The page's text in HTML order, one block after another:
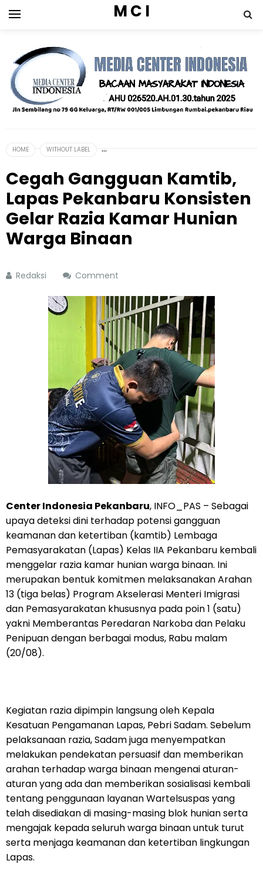
M C I
HOME WITHOUT LABEL
Cegah Gangguan Kamtib,
Lapas Pekanbaru Konsisten
Gelar Razia Kamar Hunian
Warga Binaan
Redaksi Comment
Center Indonesia Pekanbaru, INFO_PAS – Sebagai
upaya deteksi dini terhadap potensi gangguan
keamanan dan ketertiban (kamtib) Lembaga
Pemasyarakatan (Lapas) Kelas IIA Pekanbaru kembali
menggelar razia kamar hunian warga binaan. Ini
merupakan bentuk komitmen melaksanakan Arahan
13 (tiga belas) Program Akselerasi Menteri Imigrasi
dan Pemasyarakatan khususnya pada poin 1 (satu)
yakni Memberantas Peredaran Narkoba dan Pelaku
Penipuan dengan berbagai modus, Rabu malam
(20/08).
Kegiatan razia dipimpin langsung oleh Kepala
Kesatuan Pengamanan Lapas, Pebri Sadam. Sebelum
pelaksanaan razia, Sadam juga menyempatkan
melakukan pendekatan persuasif dan memberikan
arahan terhadap warga binaan mengenai aturan-
aturan yang ada dan memberikan sosialisasi kembali
tentang penggunaan layanan Wartelsuspas yang
telah disediakan di masing-masing blok hunian serta
mengajak kepada seluruh warga binaan untuk turut
serta menjaga keamanan dan ketertiban lingkungan
Lapas.